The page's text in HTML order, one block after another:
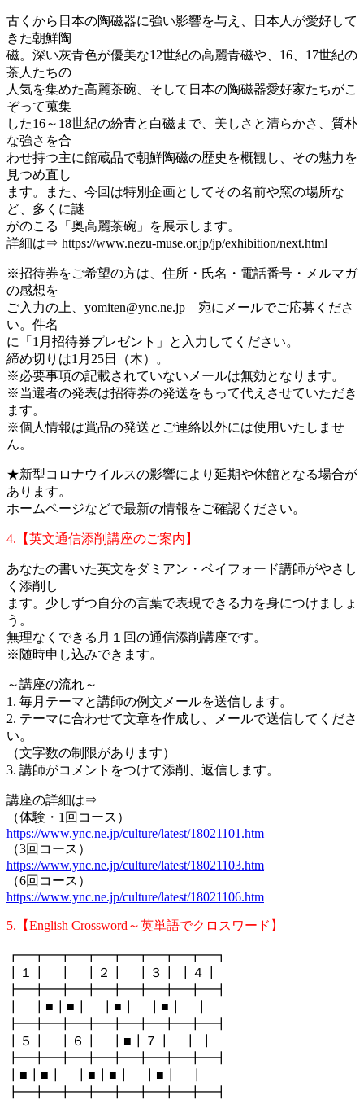
古くから日本の陶磁器に強い影響を与え、日本人が愛好して
きた朝鮮陶
磁。深い灰青色が優美な12世紀の高麗青磁や、16、17世紀の
茶人たちの
人気を集めた高麗茶碗、そして日本の陶磁器愛好家たちがこ
ぞって蒐集
した16～18世紀の紛青と白磁まで、美しさと清らかさ、質朴
な強さを合
わせ持つ主に館蔵品で朝鮮陶磁の歴史を概観し、その魅力を
見つめ直し
ます。また、今回は特別企画としてその名前や窯の場所な
ど、多くに謎
がのこる「奥高麗茶碗」を展示します。
詳細は⇒ https://www.nezu-muse.or.jp/jp/exhibition/next.html
※招待券をご希望の方は、住所・氏名・電話番号・メルマガ
の感想を
ご入力の上、yomiten@ync.ne.jp 宛にメールでご応募くださ
い。件名
に「1月招待券プレゼント」と入力してください。
締め切りは1月25日（木）。
※必要事項の記載されていないメールは無効となります。
※当選者の発表は招待券の発送をもって代えさせていただき
ます。
※個人情報は賞品の発送とご連絡以外には使用いたしませ
ん。
★新型コロナウイルスの影響により延期や休館となる場合が
あります。
ホームページなどで最新の情報をご確認ください。
4.【英文通信添削講座のご案内】
あなたの書いた英文をダミアン・ベイフォード講師がやさし
く添削し
ます。少しずつ自分の言葉で表現できる力を身につけましょ
う。
無理なくできる月１回の通信添削講座です。
※随時申し込みできます。
～講座の流れ～
1. 毎月テーマと講師の例文メールを送信します。
2. テーマに合わせて文章を作成し、メールで送信してくださ
い。
（文字数の制限があります）
3. 講師がコメントをつけて添削、返信します。
講座の詳細は⇒
（体験・1回コース）
https://www.ync.ne.jp/culture/latest/18021101.htm
（3回コース）
https://www.ync.ne.jp/culture/latest/18021103.htm
（6回コース）
https://www.ync.ne.jp/culture/latest/18021106.htm
5.【English Crossword～英単語でクロスワード】
┏━┳━┳━┳━┳━┳━┳━┳━┓
┃１┃ ┃ ┃２┃ ┃３┃ ┃４┃
┣━╋━╋━╋━╋━╋━╋━╋━┫
┃ ┃■┃■┃ ┃■┃ ┃■┃ ┃
┣━╋━╋━╋━╋━╋━╋━╋━┫
┃５┃ ┃６┃ ┃■┃７┃ ┃ ┃
┣━╋━╋━╋━╋━╋━╋━╋━┫
┃■┃■┃ ┃■┃■┃ ┃■┃ ┃
┣━╋━╋━╋━╋━╋━╋━╋━┫